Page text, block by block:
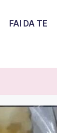
FAI DA TE